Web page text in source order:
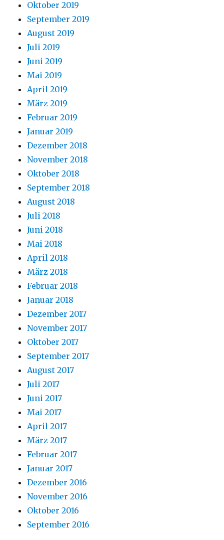
Oktober 2019
September 2019
August 2019
Juli 2019
Juni 2019
Mai 2019
April 2019
März 2019
Februar 2019
Januar 2019
Dezember 2018
November 2018
Oktober 2018
September 2018
August 2018
Juli 2018
Juni 2018
Mai 2018
April 2018
März 2018
Februar 2018
Januar 2018
Dezember 2017
November 2017
Oktober 2017
September 2017
August 2017
Juli 2017
Juni 2017
Mai 2017
April 2017
März 2017
Februar 2017
Januar 2017
Dezember 2016
November 2016
Oktober 2016
September 2016